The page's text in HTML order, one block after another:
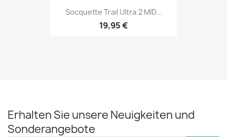
Socquette Trail Ultra.2 MID...
19,95 €
Erhalten Sie unsere Neuigkeiten und
Sonderangebote